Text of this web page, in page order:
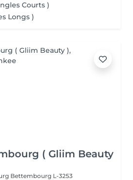
Courts )
Longs )
( Gliim Beauty
Bettembourg L-3253